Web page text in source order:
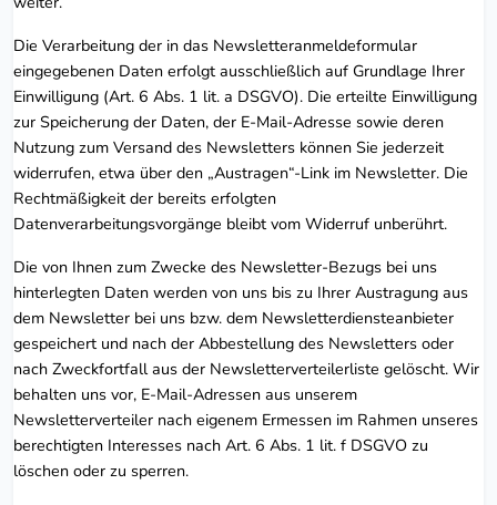
Die Verarbeitung der in das Newsletteranmeldeformular
eingegebenen Daten erfolgt ausschließlich auf Grundlage Ihrer
Einwilligung (Art. 6 Abs. 1 lit. a DSGVO). Die erteilte Einwilligung
zur Speicherung der Daten, der E-Mail-Adresse sowie deren
Nutzung zum Versand des Newsletters können Sie jederzeit
widerrufen, etwa über den „Austragen“-Link im Newsletter. Die
Rechtmäßigkeit der bereits erfolgten
Datenverarbeitungsvorgänge bleibt vom Widerruf unberührt.
Die von Ihnen zum Zwecke des Newsletter-Bezugs bei uns
hinterlegten Daten werden von uns bis zu Ihrer Austragung aus
dem Newsletter bei uns bzw. dem Newsletterdiensteanbieter
gespeichert und nach der Abbestellung des Newsletters oder
nach Zweckfortfall aus der Newsletterverteilerliste gelöscht. Wir
behalten uns vor, E-Mail-Adressen aus unserem
Newsletterverteiler nach eigenem Ermessen im Rahmen unseres
berechtigten Interesses nach Art. 6 Abs. 1 lit. f DSGVO zu
löschen oder zu sperren.